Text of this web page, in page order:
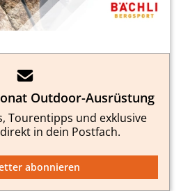
Outdoor-Ausrüstung
Tourentipps und exklusive
in dein Postfach.
abonnieren